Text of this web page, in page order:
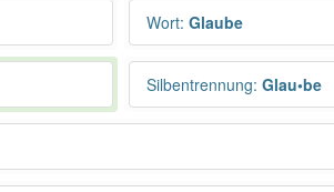
Wort: Glaube
Silbentrennung: Glau•be